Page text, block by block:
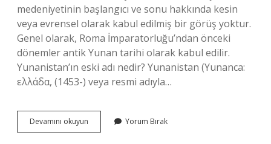
medeniyetinin başlangıcı ve sonu hakkında kesin
veya evrensel olarak kabul edilmiş bir görüş yoktur.
Genel olarak, Roma İmparatorluğu’ndan önceki
dönemler antik Yunan tarihi olarak kabul edilir.
Yunanistan’ın eski adı nedir? Yunanistan (Yunanca:
ελλάδα, (1453-) veya resmi adıyla…
Devamını okuyun Yunanistan
Tarihi
Yorum Bırak